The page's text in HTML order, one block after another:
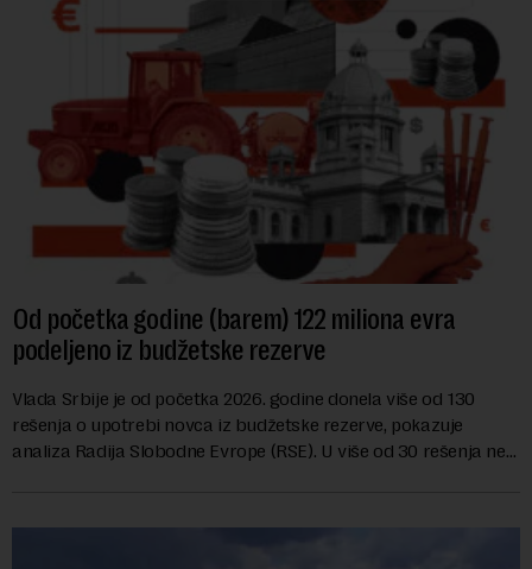
Od početka godine (barem) 122 miliona evra
podeljeno iz budžetske rezerve
Vlada Srbije je od početka 2026. godine donela više od 130
rešenja o upotrebi novca iz budžetske rezerve, pokazuje
analiza Radija Slobodne Evrope (RSE). U više od 30 rešenja ne